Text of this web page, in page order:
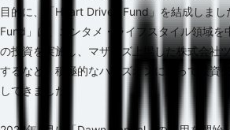
目的に、「Heart Driven Fund」を結成しま
Fund」は、エンタメ・ライフスタイル領域
の投資を実施し、マザーズ上場した株式会社
するなど、積極的なハンズオンによって投資
してきました。